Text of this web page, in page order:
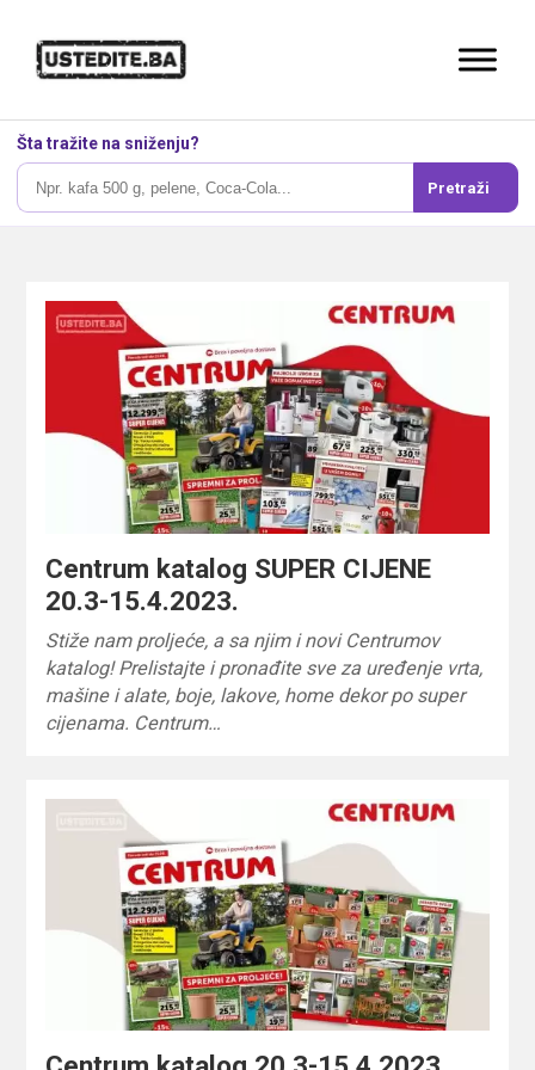
Šta tražite na sniženju?
Pretraži
Centrum katalog SUPER CIJENE
20.3-15.4.2023.
Stiže nam proljeće, a sa njim i novi Centrumov
katalog! Prelistajte i pronađite sve za uređenje vrta,
mašine i alate, boje, lakove, home dekor po super
cijenama. Centrum…